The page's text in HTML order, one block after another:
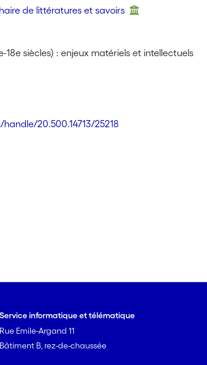
de littératures et savoirs
18e siècles) : enjeux matériels et intellectuels
20.500.14713/25218
Service informatique et télématique
Rue Emile-Argand 11
Bâtiment B, rez-de-chaussée